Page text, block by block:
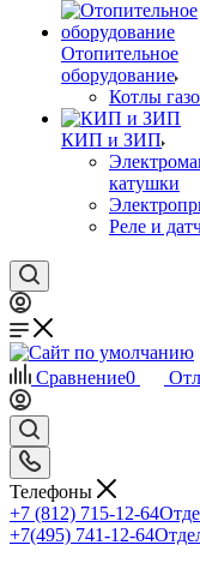
Отопительное
оборудование
Котлы
КИП и ЗИП
катушки
Реле и
Сравнение0
Телефоны
+7 (812) 715-12-64
+7(495) 741-12-64